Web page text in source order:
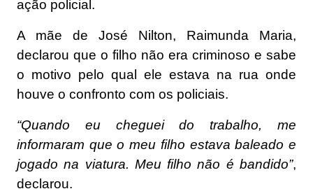
ação policial.
A mãe de José Nilton, Raimunda Maria,
declarou que o filho não era criminoso e sabe
o motivo pelo qual ele estava na rua onde
houve o confronto com os policiais.
“Quando eu cheguei do trabalho, me
informaram que o meu filho estava baleado e
jogado na viatura. Meu filho não é bandido”,
declarou.